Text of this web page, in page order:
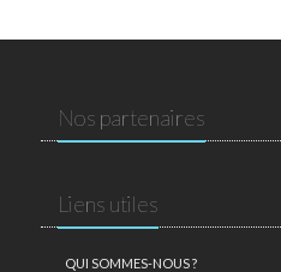
Nos partenaires
Liens utiles
QUI SOMMES-NOUS ?